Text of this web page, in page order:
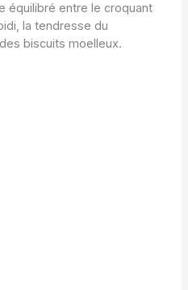
équilibré entre le croquant
la tendresse du
biscuits moelleux.